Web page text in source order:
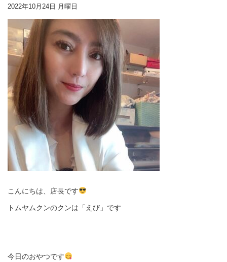
2022年10月24日 月曜日
こんにちは、店長です
トムヤムクンのクンは「えび」です
今日のおやつです